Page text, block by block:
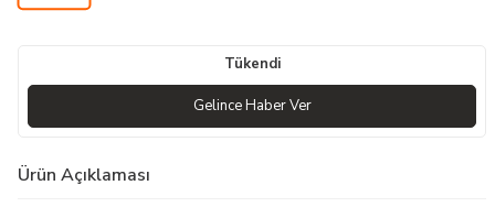
Tükendi
Gelince Haber Ver
Ürün Açıklaması